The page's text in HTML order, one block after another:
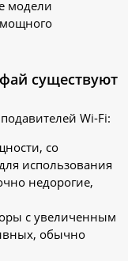
модели
существуют
Wi-Fi:
со
использования
недорогие,
с увеличенным
обычно